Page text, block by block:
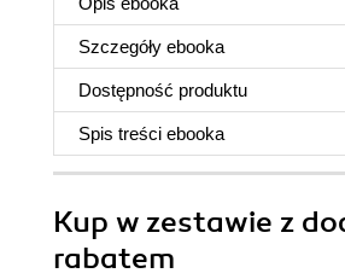
Szczegóły ebooka
Dostępność produktu
Spis treści ebooka
Kup w zestawie z
rabatem